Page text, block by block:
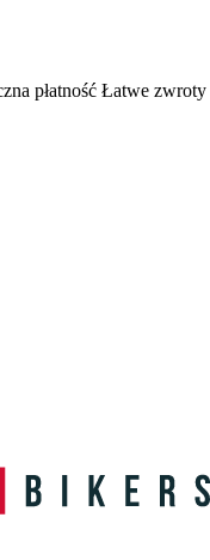
płatność Łatwe zwroty